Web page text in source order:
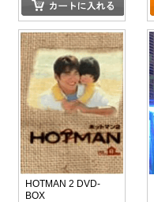
HOTMAN 2 DVD-
BOX